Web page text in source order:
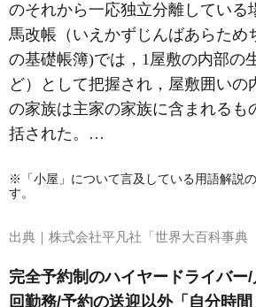
のそれから一応独立分離している
馬改帳 （いえかずじんばあらた
の基礎帳簿)では，1屋敷の内部の
ど）として把握され，屋敷囲いの
の家族は主家の家族に含まれるも
括された。…
※「小屋」について言及している用語解説
す。
出典｜ 株式会社平凡社「世界大百科事典
完全予約制のハイヤードライバー
回勤務/予約の送迎以外「自分時